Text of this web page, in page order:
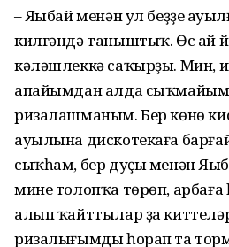
– Яңыбай менән ул беҙҙең
килгәндә таныштыҡ. Өс ай
кәләшлеккә саҡырҙы. Мин,
апайымдан алда
ризалашманым. Бер көнө
ауылына дискотекаға
сыҡһам, бер дуҫы менән
мине толопҡа төрөп,
алып ҡайттылар ҙа
ризалығымды һорап та